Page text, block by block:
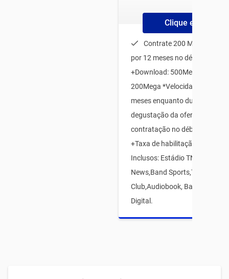
Clique e Contrate
Contrate 200 MEGA e leve
por 12 meses no débito
+Download: 500Mega e
200Mega *Velocidades
meses enquanto durar o
degustação da oferta,
contratação no débito
+Taxa de habilitação12x R$15
Inclusos: Estádio TNT
News,Band Sports,TIM Games
Club,Audiobook, Babbel eTIM
Digital.